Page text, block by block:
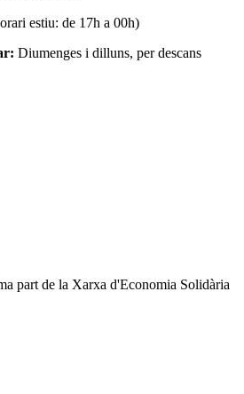
estiu: de 17h a 00h)
Diumenges i dilluns, per descans
part de la Xarxa d'Economia Solidària